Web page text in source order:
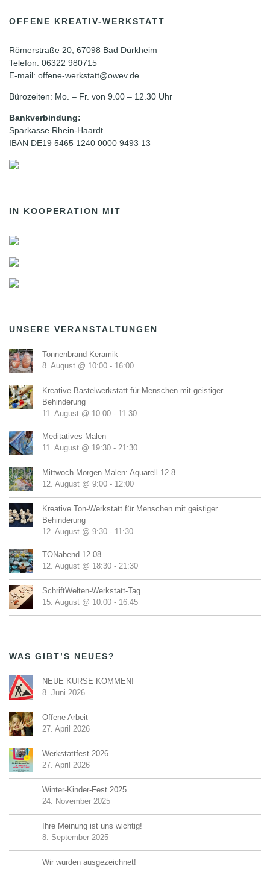
OFFENE KREATIV-WERKSTATT
Römerstraße 20, 67098 Bad Dürkheim
Telefon: 06322 980715
E-mail: offene-werkstatt@owev.de
Bürozeiten: Mo. – Fr. von 9.00 – 12.30 Uhr
Bankverbindung:
Sparkasse Rhein-Haardt
IBAN DE19 5465 1240 0000 9493 13
IN KOOPERATION MIT
UNSERE VERANSTALTUNGEN
Tonnenbrand-Keramik
8. August @ 10:00 - 16:00
Kreative Bastelwerkstatt für Menschen mit geistiger
Behinderung
11. August @ 10:00 - 11:30
Meditatives Malen
11. August @ 19:30 - 21:30
Mittwoch-Morgen-Malen: Aquarell 12.8.
12. August @ 9:00 - 12:00
Kreative Ton-Werkstatt für Menschen mit geistiger
Behinderung
12. August @ 9:30 - 11:30
TONabend 12.08.
12. August @ 18:30 - 21:30
SchriftWelten-Werkstatt-Tag
15. August @ 10:00 - 16:45
WAS GIBT’S NEUES?
NEUE KURSE KOMMEN!
8. Juni 2026
Offene Arbeit
27. April 2026
Werkstattfest 2026
27. April 2026
Winter-Kinder-Fest 2025
24. November 2025
Ihre Meinung ist uns wichtig!
8. September 2025
Wir wurden ausgezeichnet!